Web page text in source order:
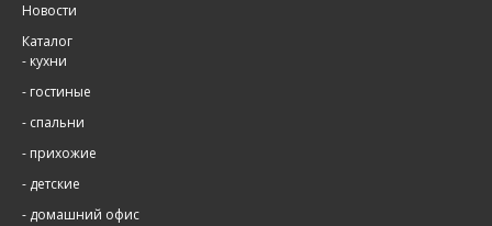
Новости
Каталог
- кухни
- гостиные
- спальни
- прихожие
- детские
- домашний офис